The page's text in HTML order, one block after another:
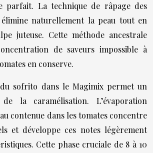
parfait. La technique de râpage des
naturellement la peau tout en
juteuse. Cette méthode ancestrale
de saveurs impossible à
en conserve.
sofrito dans le Magimix permet un
la caramélisation. L’évaporation
contenue dans les tomates concentre
et développe ces notes légèrement
Cette phase cruciale de 8 à 10